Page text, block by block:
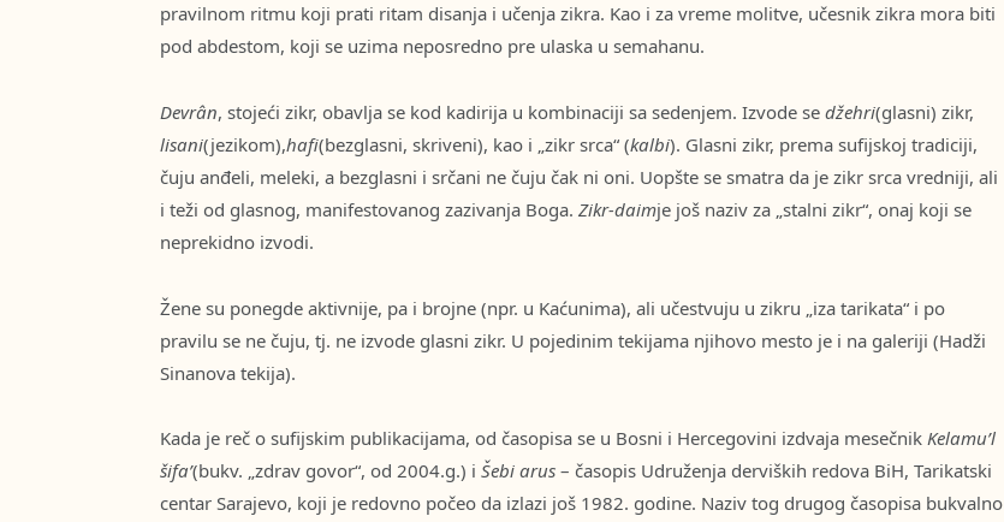
pravilnom ritmu koji prati ritam disanja i učenja zikra. Kao i za vreme molitve, učesnik zikra mora biti
pod abdestom, koji se uzima neposredno pre ulaska u semahanu.
Devrân, stojeći zikr, obavlja se kod kadirija u kombinaciji sa sedenjem. Izvode se džehri(glasni) zikr,
lisani(jezikom),hafi(bezglasni, skriveni), kao i „zikr srca“ (kalbi). Glasni zikr, prema sufijskoj tradiciji,
čuju anđeli, meleki, a bezglasni i srčani ne čuju čak ni oni. Uopšte se smatra da je zikr srca vredniji, ali
i teži od glasnog, manifestovanog zazivanja Boga. Zikr-daimje još naziv za „stalni zikr“, onaj koji se
neprekidno izvodi.
Žene su ponegde aktivnije, pa i brojne (npr. u Kaćunima), ali učestvuju u zikru „iza tarikata“ i po
pravilu se ne čuju, tj. ne izvode glasni zikr. U pojedinim tekijama njihovo mesto je i na galeriji (Hadži
Sinanova tekija).
Kada je reč o sufijskim publikacijama, od časopisa se u Bosni i Hercegovini izdvaja mesečnik Kelamu’l
šifa’(bukv. „zdrav govor“, od 2004.g.) i Šebi arus – časopis Udruženja derviških redova BiH, Tarikatski
centar Sarajevo, koji je redovno počeo da izlazi još 1982. godine. Naziv tog drugog časopisa bukvalno